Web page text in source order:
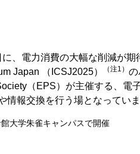
セミ
、電力消費の大幅な削減が
Japan （ICSJ2025）
（注1） の
（EPS）が主催する、電
報交換を行う場となってい
大学朱雀キャンパスで開催